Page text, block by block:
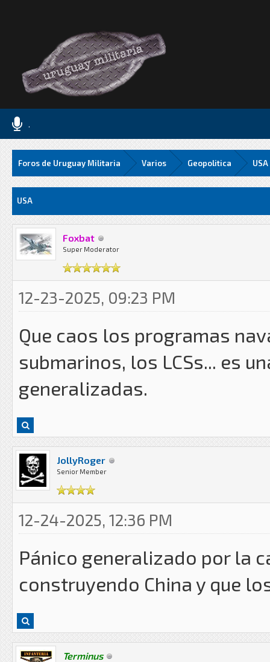
.
Foros de Uruguay Militaria Varios Geopolitica USA
USA
Foxbat
Super Moderator
12-23-2025, 09:23 PM
Que caos los programas
submarinos, los LCSs... es
generalizadas.
JollyRoger
Senior Member
12-24-2025, 12:36 PM
Pánico generalizado por la
construyendo China y que
Terminus